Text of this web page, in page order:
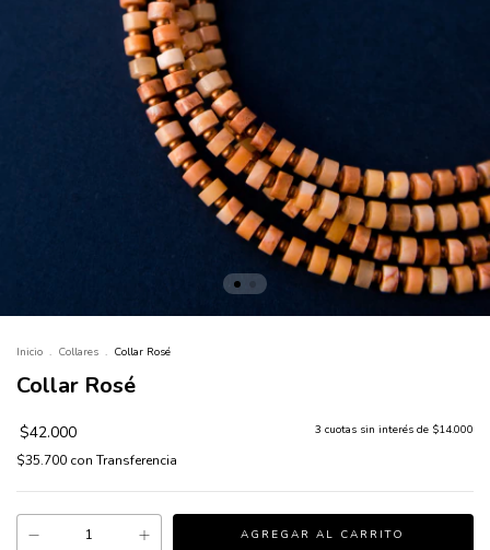
Inicio . Collares . Collar Rosé
Collar Rosé
$42.000 3 cuotas sin interés de $14.000
$35.700 con Transferencia